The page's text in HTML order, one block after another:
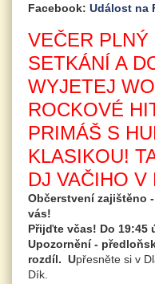
Facebook: Událost na
VEČER PLNÝ
SETKÁNÍ A
WYJETEJ
ROCKOVÉ
PRIMÁŠ S
KLASIKOU!
DJ VAČIHO V
Občerstvení zajištěno
vás!
Přijďte včas! Do 19:45
Upozornění -
rozdíl. Upřesněte si v
Dík.